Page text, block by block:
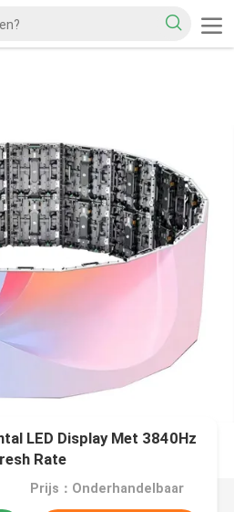
LED Display Met 3840Hz
Rate
Prijs：Onderhandelbaar